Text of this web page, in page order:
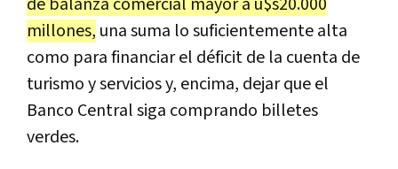
de balanza comercial mayor a u$s20.000
millones, una suma lo suficientemente alta
como para financiar el déficit de la cuenta de
turismo y servicios y, encima, dejar que el
Banco Central siga comprando billetes
verdes.